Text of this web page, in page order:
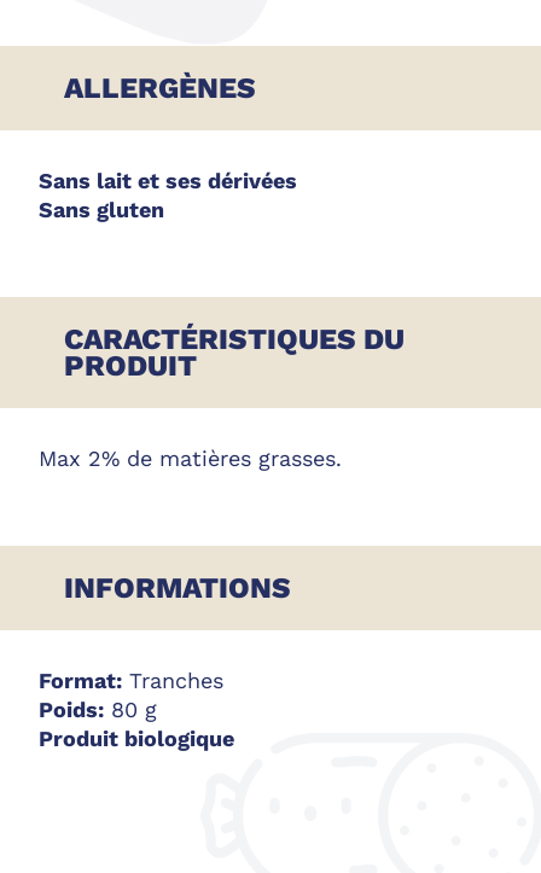
ALLERGÈNES
Sans lait et ses dérivées
Sans gluten
CARACTÉRISTIQUES DU
PRODUIT
Max 2% de matières grasses.
INFORMATIONS
Format: Tranches
Poids: 80 g
Produit biologique